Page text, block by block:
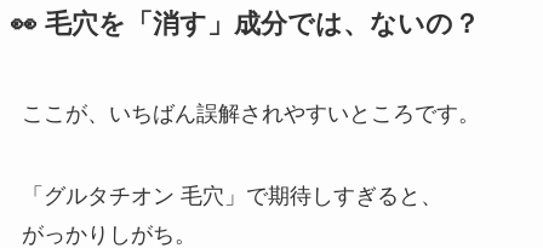
👀 毛穴を「消す」成分では、ないの？
ここが、いちばん誤解されやすいところです。
「グルタチオン 毛穴」で期待しすぎると、
がっかりしがち。